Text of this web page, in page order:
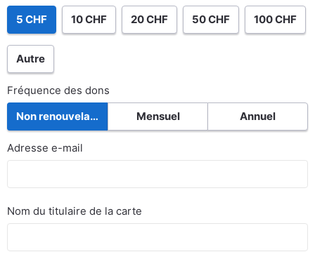
5 CHF 10 CHF 20 CHF 50 CHF 100 CHF
Autre
Fréquence des dons
Non renouvelable Mensuel Annuel
Adresse e-mail
Nom du titulaire de la carte